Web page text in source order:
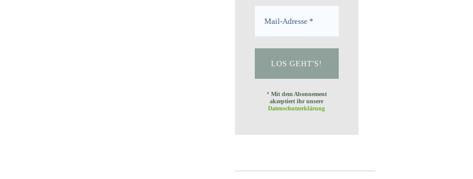
* Mit dem Abonnement
akzeptiert ihr unsere
Datenschutzerklärung